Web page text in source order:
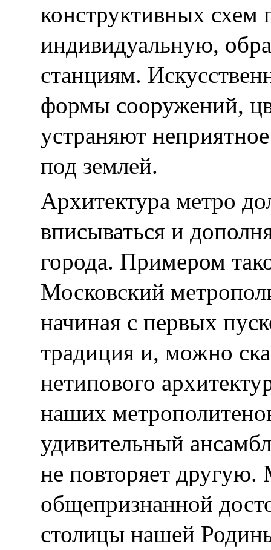
конструктивных схем
индивидуальную,
станциям.
формы сооружений,
устраняют
под землей.
Архитектура метро
вписываться и
города. Примером
Московский
начиная с первых
традиция и, можно
нетипового
наших
удивительный
не повторяет другую.
общепризнанной
столицы нашей